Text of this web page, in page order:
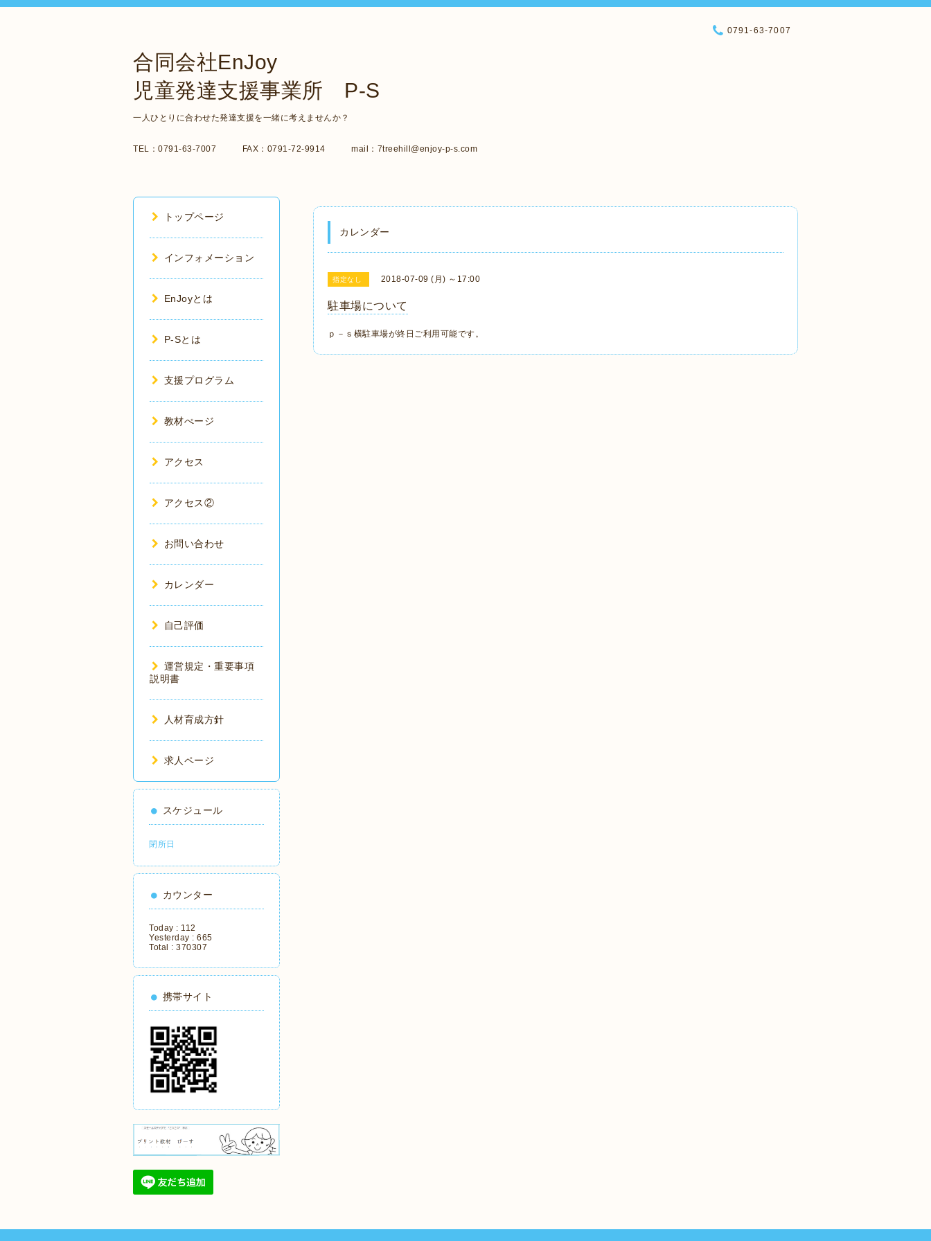
合同会社EnJoy
児童発達支援事業所 P-S
一人ひとりに合わせた発達支援を一緒に考えませんか？
TEL：0791-63-7007 FAX：0791-72-9914 mail：7treehill@enjoy-p-s.com
0791-63-7007
カレンダー
指定なし 2018-07-09 (月) ～17:00
駐車場について
ｐ－ｓ横駐車場が終日ご利用可能です。
トップページ
インフォメーション
EnJoyとは
P-Sとは
支援プログラム
教材ぺージ
アクセス
アクセス②
お問い合わせ
カレンダー
自己評価
運営規定・重要事項
説明書
人材育成方針
求人ページ
スケジュール
閉所日
カウンター
Today : 112
Yesterday : 665
Total : 370307
携帯サイト